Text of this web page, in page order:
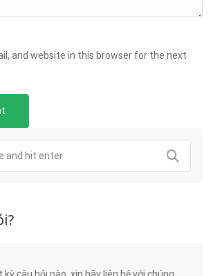
and website in this browser for the next